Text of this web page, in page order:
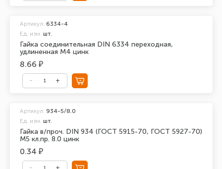
Гайка соединительная DIN 6334 переходная,
удлиненная М4 цинк
Артикул: 6334-4
Ед. изм. шт.
8.66 ₽
Гайка в/проч. DIN 934 (ГОСТ 5915-70, ГОСТ 5927-70)
М5 кл.пр. 8.0 цинк
Артикул: 934-5/8.0
Ед. изм. шт.
0.34 ₽